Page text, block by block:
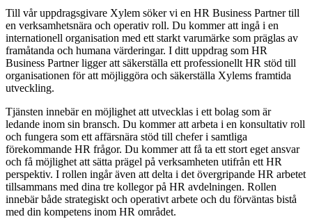
Till vår uppdragsgivare Xylem söker vi en HR Business Partner till
en verksamhetsnära och operativ roll. Du kommer att ingå i en
internationell organisation med ett starkt varumärke som präglas av
framåtanda och humana värderingar. I ditt uppdrag som HR
Business Partner ligger att säkerställa ett professionellt HR stöd till
organisationen för att möjliggöra och säkerställa Xylems framtida
utveckling.
Tjänsten innebär en möjlighet att utvecklas i ett bolag som är
ledande inom sin bransch. Du kommer att arbeta i en konsultativ roll
och fungera som ett affärsnära stöd till chefer i samtliga
förekommande HR frågor. Du kommer att få ta ett stort eget ansvar
och få möjlighet att sätta prägel på verksamheten utifrån ett HR
perspektiv. I rollen ingår även att delta i det övergripande HR arbetet
tillsammans med dina tre kollegor på HR avdelningen. Rollen
innebär både strategiskt och operativt arbete och du förväntas bistå
med din kompetens inom HR området.